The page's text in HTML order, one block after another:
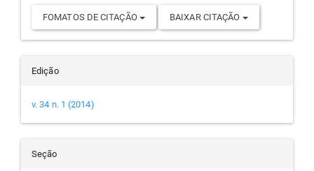
FOMATOS DE CITAÇÃO BAIXAR CITAÇÃO
Edição
v. 34 n. 1 (2014)
Seção